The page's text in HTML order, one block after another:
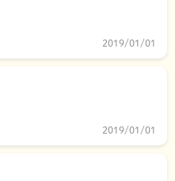
2019/01/01
2019/01/01